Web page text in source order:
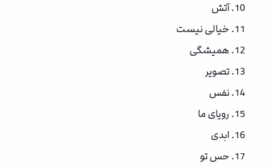
آتش
خیالی نیست
همیشگی
تصویر
نفس
رویای ما
ابدی
حس تو